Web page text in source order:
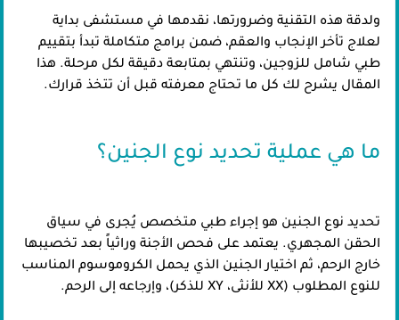
ولدقة هذه التقنية وضرورتها، نقدمها في مستشفى بداية
لعلاج تأخر الإنجاب والعقم، ضمن برامج متكاملة تبدأ بتقييم
طبي شامل للزوجين، وتنتهي بمتابعة دقيقة لكل مرحلة. هذا
المقال يشرح لك كل ما تحتاج معرفته قبل أن تتخذ قرارك.
ما هي عملية تحديد نوع الجنين؟
تحديد نوع الجنين هو إجراء طبي متخصص يُجرى في سياق
الحقن المجهري. يعتمد على فحص الأجنة وراثياً بعد تخصيبها
خارج الرحم، ثم اختيار الجنين الذي يحمل الكروموسوم المناسب
للنوع المطلوب (XX للأنثى، XY للذكر)، وإرجاعه إلى الرحم.